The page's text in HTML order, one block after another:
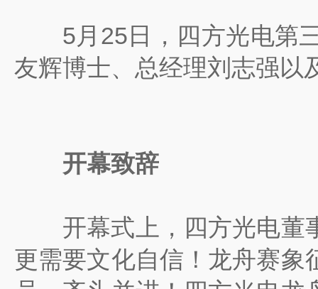
5月25日，四方光电第三
友辉博士、总经理刘志强以
开幕致辞
开幕式上，四方光电董事
更需要文化自信！龙舟赛象